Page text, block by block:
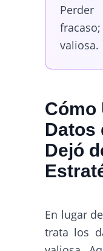
valiosa.
Cómo
Datos
Dejó
En lugar
trata los